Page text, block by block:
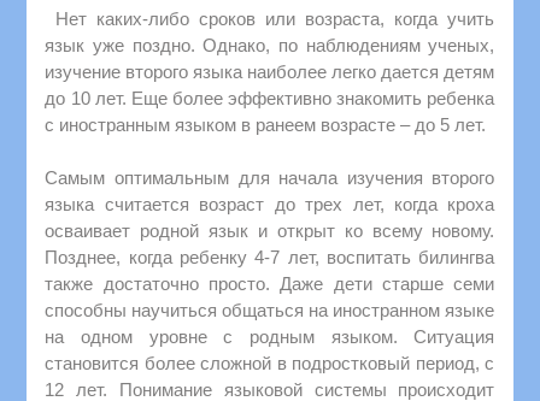
Нет каких-либо сроков или возраста, когда учить
язык уже поздно. Однако, по наблюдениям ученых,
изучение второго языка наиболее легко дается детям
до 10 лет. Еще более эффективно знакомить ребенка
с иностранным языком в ранеем возрасте – до 5 лет.
Самым оптимальным для начала изучения второго
языка считается возраст до трех лет, когда кроха
осваивает родной язык и открыт ко всему новому.
Позднее, когда ребенку 4-7 лет, воспитать билингва
также достаточно просто. Даже дети старше семи
способны научиться общаться на иностранном языке
на одном уровне с родным языком. Ситуация
становится более сложной в подростковый период, с
12 лет. Понимание языковой системы происходит